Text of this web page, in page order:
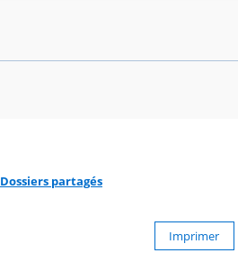
Dossiers partagés
Imprimer